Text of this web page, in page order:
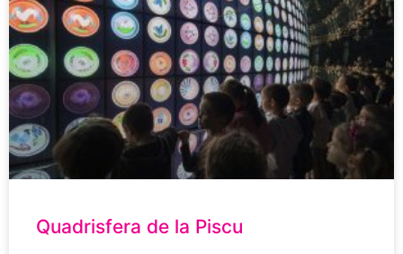
Quadrisfera de la Piscu